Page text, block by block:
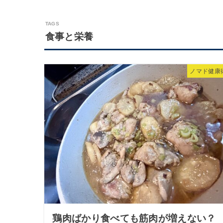
食事と栄養
ノマド健康
鶏肉ばかり食べても筋肉が増えない？